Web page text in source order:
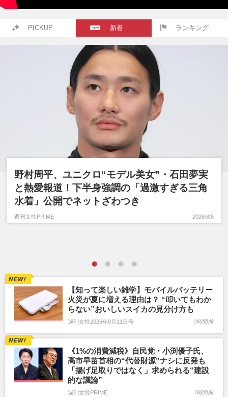
PICKUP 新着 ランキング
野村周平、ユニクロ“モデル美女”・石田夢実
と熱愛報道！下半身強調の「過激すぎる三角
水着」公開でネットざわつき
週刊女性PRIME 2026/8/6
【知って楽しい雑学】モバイルバッテリー
火災が夏に増える理由は？ “叩いてもわか
らない”おいしいスイカの見分け方も
週刊女性2026年8月11日号 0時間前
《1%の消費減税》自民党・小渕優子氏、
高市早苗首相の“代替財源”ナシに反発も
「揚げ足取りではなく」求められる“建設
的な議論”
週刊女性PRIME 1時間前